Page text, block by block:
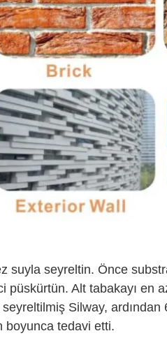
suyla seyreltin. Önce
püskürtün. Alt tabakayı en
Silway,
boyunca tedavi etti.